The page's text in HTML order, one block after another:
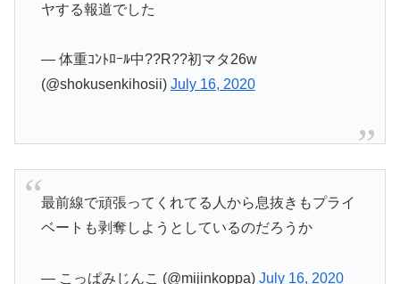
ヤする報道でした
— 体重ｺﾝﾄﾛｰﾙ中??R??初マタ26w
(@shokusenkihosii) July 16, 2020
最前線で頑張ってくれてる人から息抜きもプライ
ベートも剥奪しようとしているのだろうか
— こっぱみじんこ (@mijinkoppa) July 16, 2020